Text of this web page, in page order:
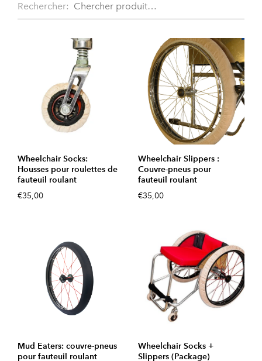
Rechercher:
Wheelchair Socks:
Housses pour roulettes de
fauteuil roulant
€35,00
Wheelchair Slippers :
Couvre-pneus pour
fauteuil roulant
€35,00
Mud Eaters: couvre-pneus
pour fauteuil roulant
Wheelchair Socks +
Slippers (Package)